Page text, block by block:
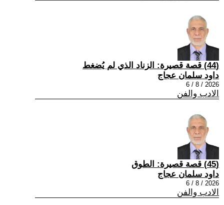
(44) قصة قصيرة: الزناد الذي لم يُضغط
داود سلمان عجاج
2026 / 8 / 6
الادب والفن
(45) قصة قصيرة: الطوق
داود سلمان عجاج
2026 / 8 / 6
الادب والفن